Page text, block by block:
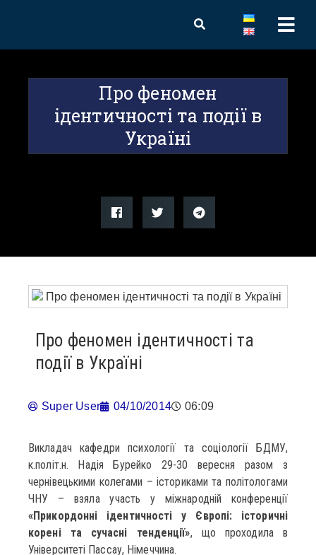
Про феномен
ідентичності та події в
Україні
Про феномен ідентичності та
події в Україні
Super User 04/10/2014 06:09
Викладач кафедри психології та соціології БДМУ,
к.політ.н. Надія Бурейко 29-30 вересня разом з
чернівецькими колегами – істориками та політологами
ЧНУ – взяла участь у міжнародній конференції
«Прикордонні ідентичності у Європі: історичні
корені та сучасні тенденції», що проходила в
Університеті Пассау, Німеччина.